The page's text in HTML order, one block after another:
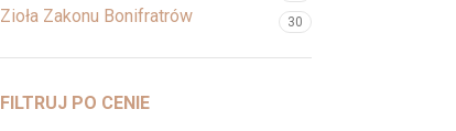
Zioła Zakonu Bonifratrów 30
FILTRUJ PO CENIE